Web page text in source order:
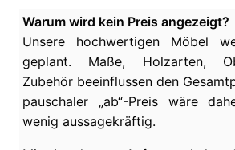
Warum wird kein Preis angezeigt?
Unsere hochwertigen Möbel
geplant. Maße, Holzarten,
Zubehör beeinflussen den
pauschaler „ab“-Preis wäre
wenig aussagekräftig.